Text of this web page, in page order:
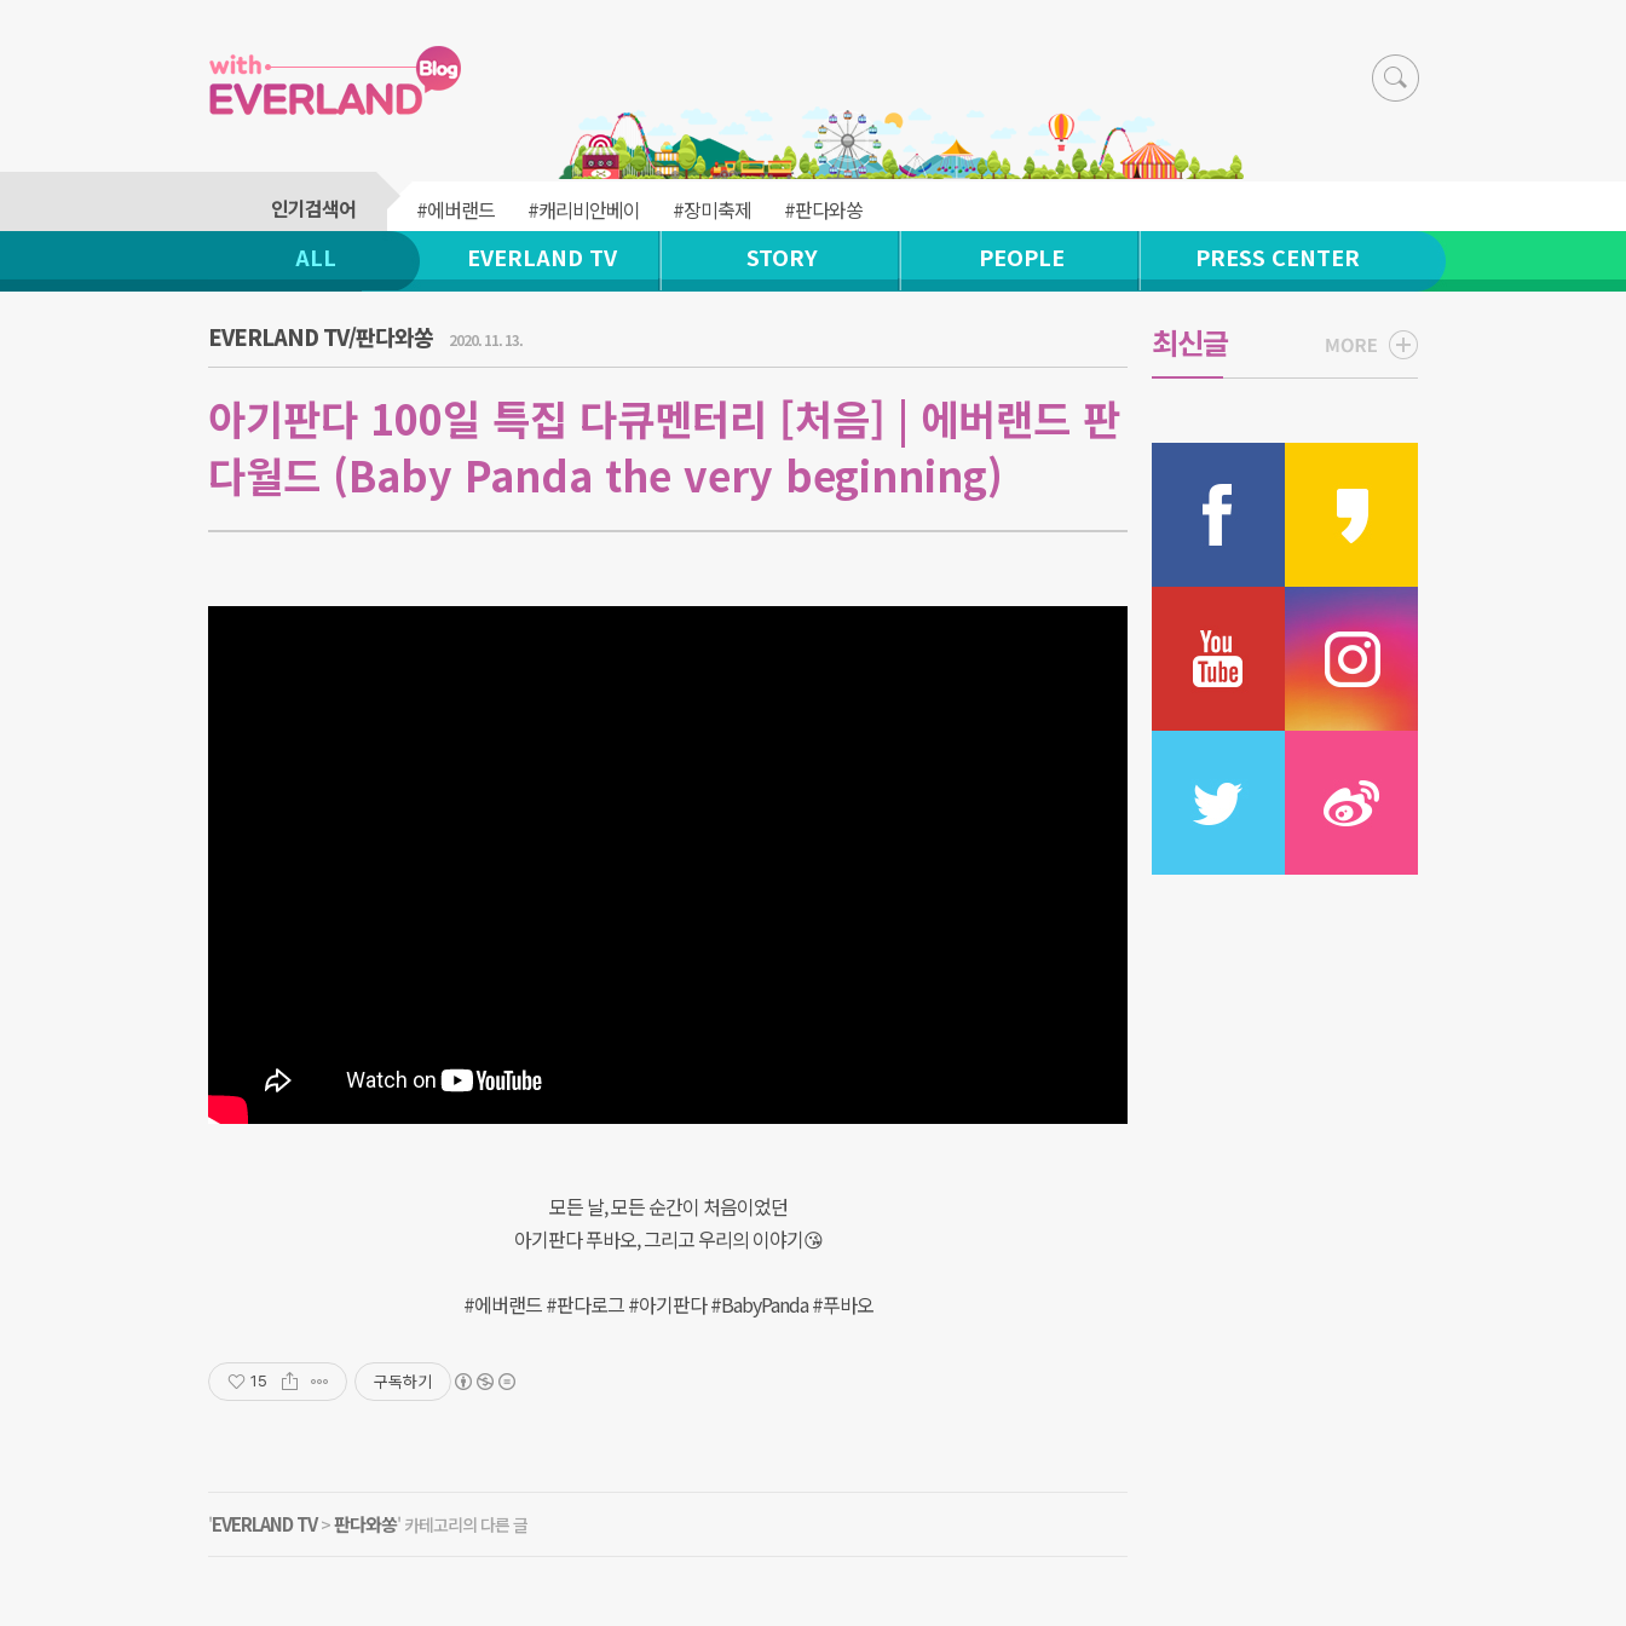
#에버랜드 #캐리비안베이 #장미축제 #판다와쏭
ALL EVERLAND TV STORY PEOPLE PRESS CENTER
EVERLAND TV/판다와쏭 2020. 11. 13.
아기판다 100일 특집 다큐멘터리 [처음] | 에버랜드 판
다월드 (Baby Panda the very beginning)
모든 날, 모든 순간이 처음이었던
아기판다 푸바오, 그리고 우리의 이야기😘
#에버랜드 #판다로그 #아기판다 #BabyPanda #푸바오
15 구독하기
'EVERLAND TV>판다와쏭' 카테고리의 다른 글
최신글